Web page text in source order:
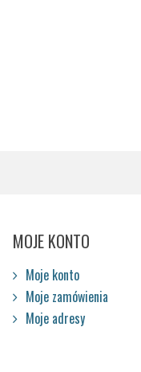
MOJE KONTO
Moje konto
Moje zamówienia
Moje adresy